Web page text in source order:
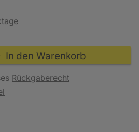
In den Warenkorb
Rückgaberecht